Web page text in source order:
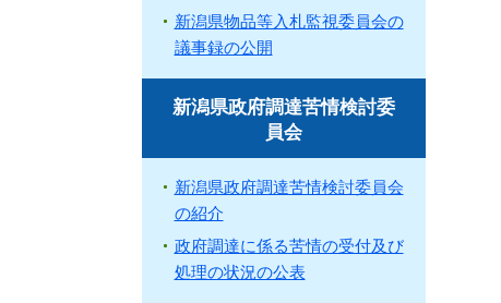
新潟県物品等入札監視委員会の
議事録の公開
新潟県政府調達苦情検討委
員会
新潟県政府調達苦情検討委員会
の紹介
政府調達に係る苦情の受付及び
処理の状況の公表